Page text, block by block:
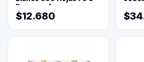
Reprograf.
$12.680